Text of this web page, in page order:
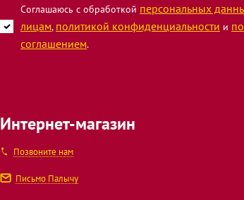
Соглашаюсь с обработкой персональных
лицам, политикой конфиденциальности и
соглашением.
Интернет-магазин
Позвоните нам
Письмо Палычу